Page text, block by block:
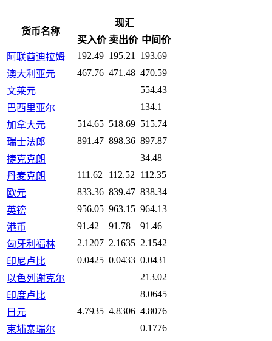
货币名称
现汇
买入价 卖出价 中间价
阿联酋迪拉姆
192.49 195.21
193.69
澳大利亚元
467.76 471.48 470.59
文莱元
554.43
巴西里亚尔
134.1
加拿大元
514.65 518.69 515.74
瑞士法郎
891.47 898.36 897.87
捷克克朗
34.48
丹麦克朗
111.62 112.52
112.35
欧元
833.36 839.47 838.34
英镑
956.05 963.15 964.13
港币
91.42 91.78
91.46
匈牙利福林
2.1207 2.1635 2.1542
印尼卢比
0.0425 0.0433 0.0431
以色列谢克尔
213.02
印度卢比
8.0645
日元
4.7935 4.8306 4.8076
柬埔寨瑞尔
0.1776